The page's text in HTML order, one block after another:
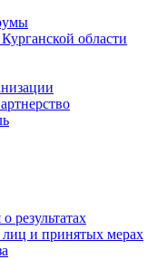
области
результатах
и принятых мерах